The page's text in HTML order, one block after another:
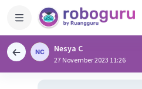
Nesya C
27 November 2023 11:26